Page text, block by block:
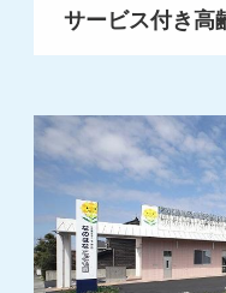
サービス付き高